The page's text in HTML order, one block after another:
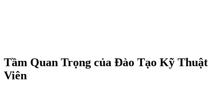
Tầm Quan Trọng của Đào Tạo Kỹ Thuật
Viên